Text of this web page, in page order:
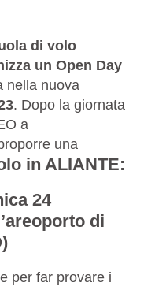
di volo
un Open Day
nella nuova
. Dopo la giornata
a
una
in ALIANTE:
24
di
per far provare i